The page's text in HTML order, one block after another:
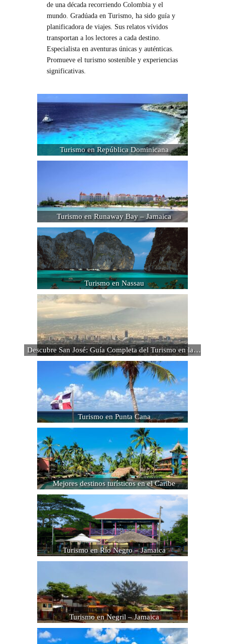
de una década recorriendo Colombia y el
mundo. Gradúada en Turismo, ha sido guía y
planificadora de viajes. Sus relatos vívidos
transportan a los lectores a cada destino.
Especialista en aventuras únicas y auténticas.
Promueve el turismo sostenible y experiencias
significativas.
Turismo en República Dominicana
Turismo en Runaway Bay – Jamaica
Turismo en Nassau
Descubre San José: Guía Completa del Turismo en la…
Turismo en Punta Cana
Mejores destinos turísticos en el Caribe
Turismo en Río Negro – Jamaica
Turismo en Negril – Jamaica